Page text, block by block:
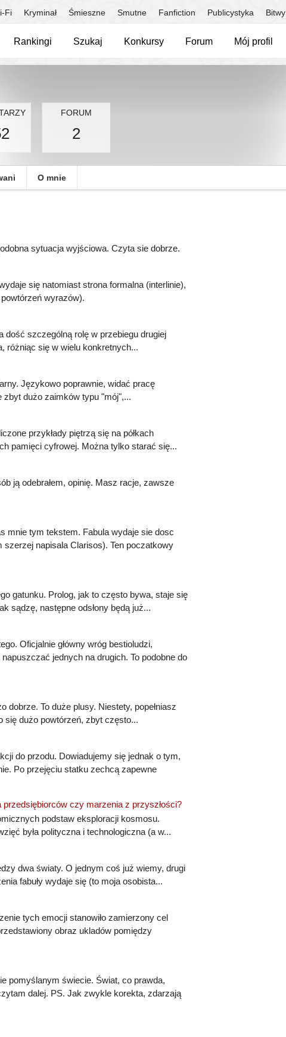
Fi Kryminał Śmieszne Smutne Fanfiction Publicystyka Bitwy
Rankingi Szukaj Konkursy Forum Mój profil
FORUM
2
O mnie
sytuacja wyjściowa. Czyta sie dobrze.
się natomiast strona formalna (interlinie),
wyrazów).
dość szczególną rolę w przebiegu drugiej
różniąc się w wielu konkretnych...
Językowo poprawnie, widać pracę
zbyt dużo zaimków typu "mój",...
przykłady piętrzą się na półkach
pamięci cyfrowej. Można tylko starać się...
ją odebrałem, opinię. Masz racje, zawsze
mnie tym tekstem. Fabula wydaje sie dosc
napisala Clarisos). Ten poczatkowy
gatunku. Prolog, jak to często bywa, staje się
sądzę, następne odsłony będą już...
Oficjalnie główny wróg bestioludzi,
jednych na drugich. To podobne do
To duże plusy. Niestety, popełniasz
się dużo powtórzeń, zbyt często...
do przodu. Dowiadujemy się jednak o tym,
Po przejęciu statku zechcą zapewne
czy marzenia z przyszłości?
podstaw eksploracji kosmosu.
była polityczna i technologiczna (a w...
dwa światy. O jednym coś już wiemy, drugi
fabuły wydaje się (to moja osobista...
tych emocji stanowiło zamierzony cel
obraz ukladów pomiędzy
pomyślanym świecie. Świat, co prawda,
dalej. PS. Jak zwykle korekta, zdarzają